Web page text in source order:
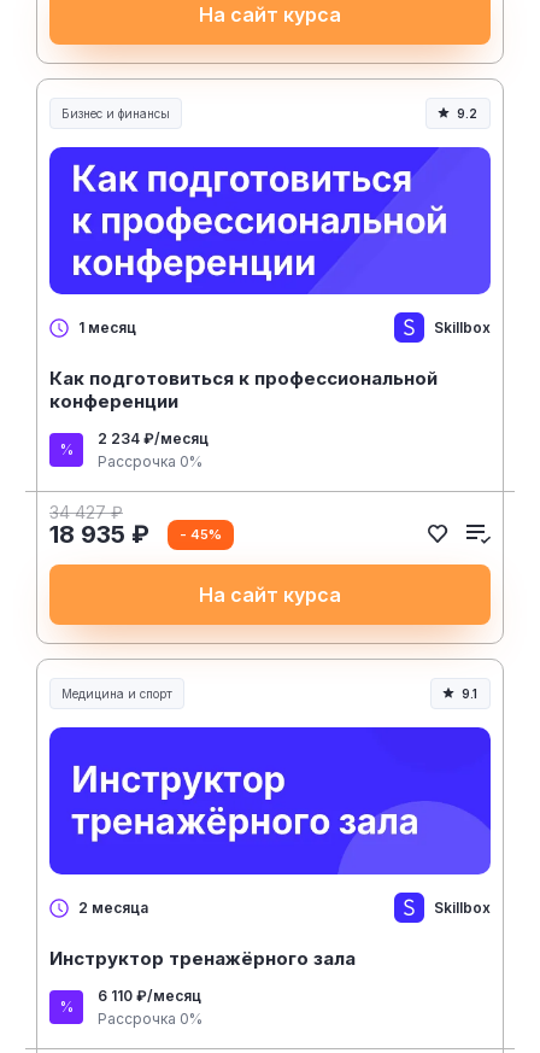
На сайт курса
Бизнес и финансы 9.2
1 месяц Skillbox
Как подготовиться к профессиональной
конференции
2 234 ₽/месяц
Рассрочка 0%
34 427 ₽
18 935 ₽ - 45%
На сайт курса
Медицина и спорт
Медицина, спорт и здоровье
9.1
2 месяца Skillbox
Инструктор тренажёрного зала
6 110 ₽/месяц
Рассрочка 0%